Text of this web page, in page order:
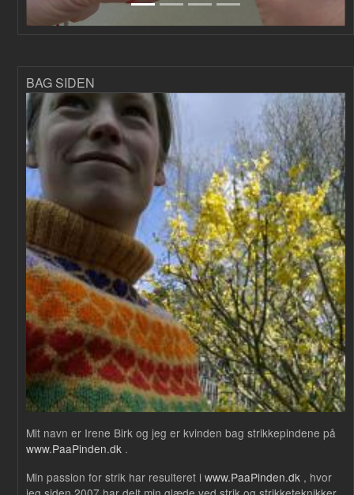
BAG SIDEN
Mit navn er Irene Birk og jeg er kvinden bag strikkepindene på
www.PaaPinden.dk .
Min passion for strik har resulteret i www.PaaPinden.dk , hvor